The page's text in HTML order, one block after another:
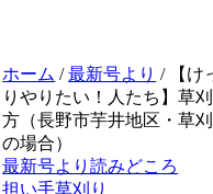
ホーム / 最新号より /【け
りやりたい！人たち】草
方（長野市芋井地区・草
の場合）
最新号より読みどころ
担い手草刈り